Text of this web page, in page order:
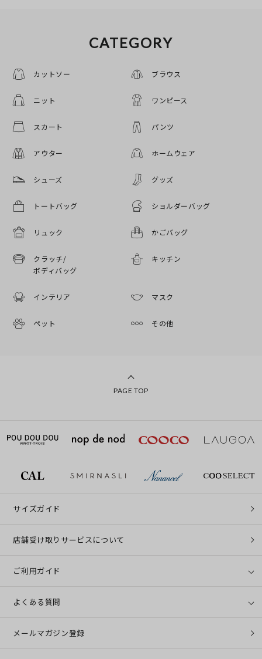
CATEGORY
カットソー ブラウス
ニット ワンピース
スカート パンツ
アウター ホームウェア
シューズ グッズ
トートバッグ ショルダーバッグ
リュック かごバッグ
クラッチ/
ボディバッグ
キッチン
インテリア マスク
ペット その他
PAGE TOP
サイズガイド
店舗受け取りサービスについて
ご利用ガイド
よくある質問
メールマガジン登録